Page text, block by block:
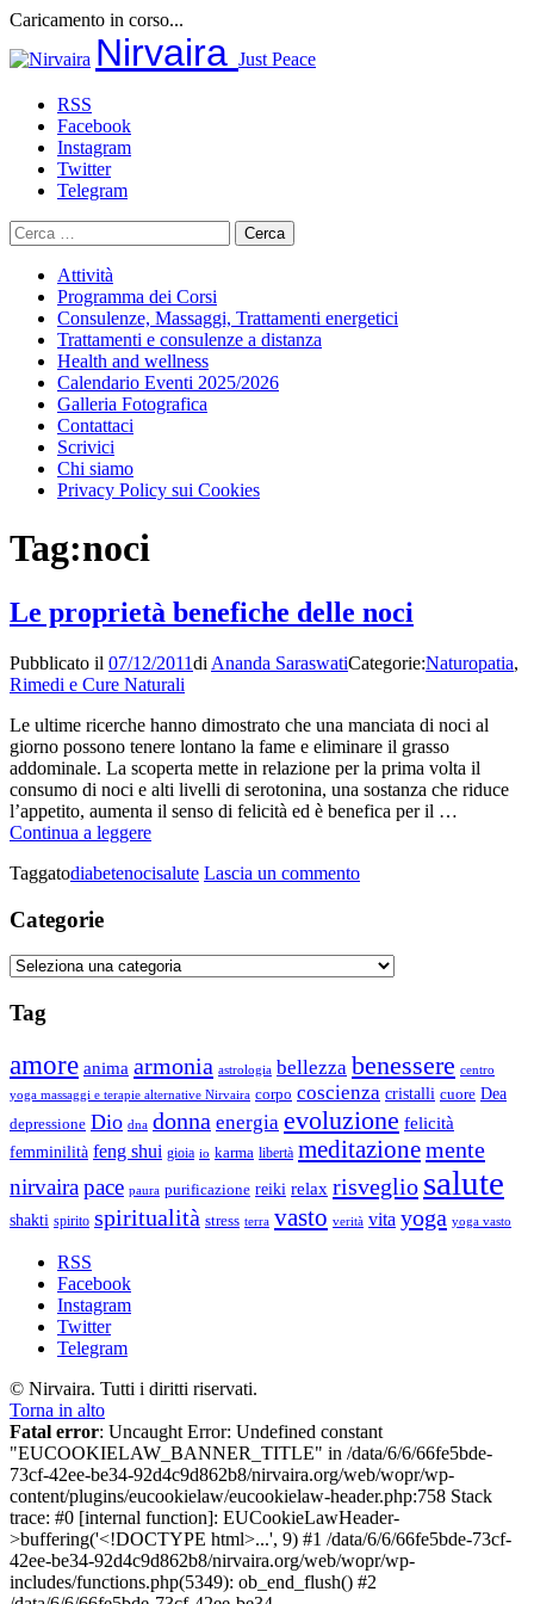
Caricamento in corso...
al
Nirvaira Just Peace
RSS
Facebook
Instagram
Twitter
Telegram
Ricerca
per:
Attività
Programma dei Corsi
Consulenze, Massaggi, Trattamenti energetici
Trattamenti e consulenze a distanza
Health and wellness
Calendario Eventi 2025/2026
Galleria Fotografica
Contattaci
Scrivici
Chi siamo
Privacy Policy sui Cookies
Tag:noci
Le proprietà benefiche delle noci
Pubblicato il 07/12/2011di Ananda SaraswatiCategorie:Naturopatia,
Rimedi e Cure Naturali
Le ultime ricerche hanno dimostrato che una manciata di noci al
giorno possono tenere lontano la fame e eliminare il grasso
addominale. La scoperta mette in relazione per la prima volta il
consumo di noci e alti livelli di serotonina, una sostanza che riduce
l’appetito, aumenta il senso di felicità ed è benefica per il …
Continua a leggereLe
benefiche
Taggatodiabetenocisalute Lascia un commentosu
delle
noci
Categorie
Categorie
Tag
amore anima armonia astrologia bellezza benessere centro
yoga massaggi e terapie alternative Nirvaira corpo coscienza cristalli cuore Dea
depressione Dio dna donna energia evoluzione felicità
femminilità feng shui gioia io karma libertà meditazionemente
nirvairapace paura purificazione reiki relax risveglio salute
shakti spirito spiritualità stress terra vasto verità vita yoga yoga vasto
RSS
Facebook
Instagram
Twitter
Telegram
© Nirvaira. Tutti i diritti riservati.
Torna in alto
Fatal error: Uncaught Error: Undefined constant
"EUCOOKIELAW_BANNER_TITLE" in /data/6/6/66fe5bde-
73cf-42ee-be34-92d4c9d862b8/nirvaira.org/web/wopr/wp-
content/plugins/eucookielaw/eucookielaw-header.php:758 Stack
trace: #0 [internal function]: EUCookieLawHeader-
>buffering('<!DOCTYPE html>...', 9) #1 /data/6/6/66fe5bde-73cf-
42ee-be34-92d4c9d862b8/nirvaira.org/web/wopr/wp-
includes/functions.php(5349): ob_end_flush() #2